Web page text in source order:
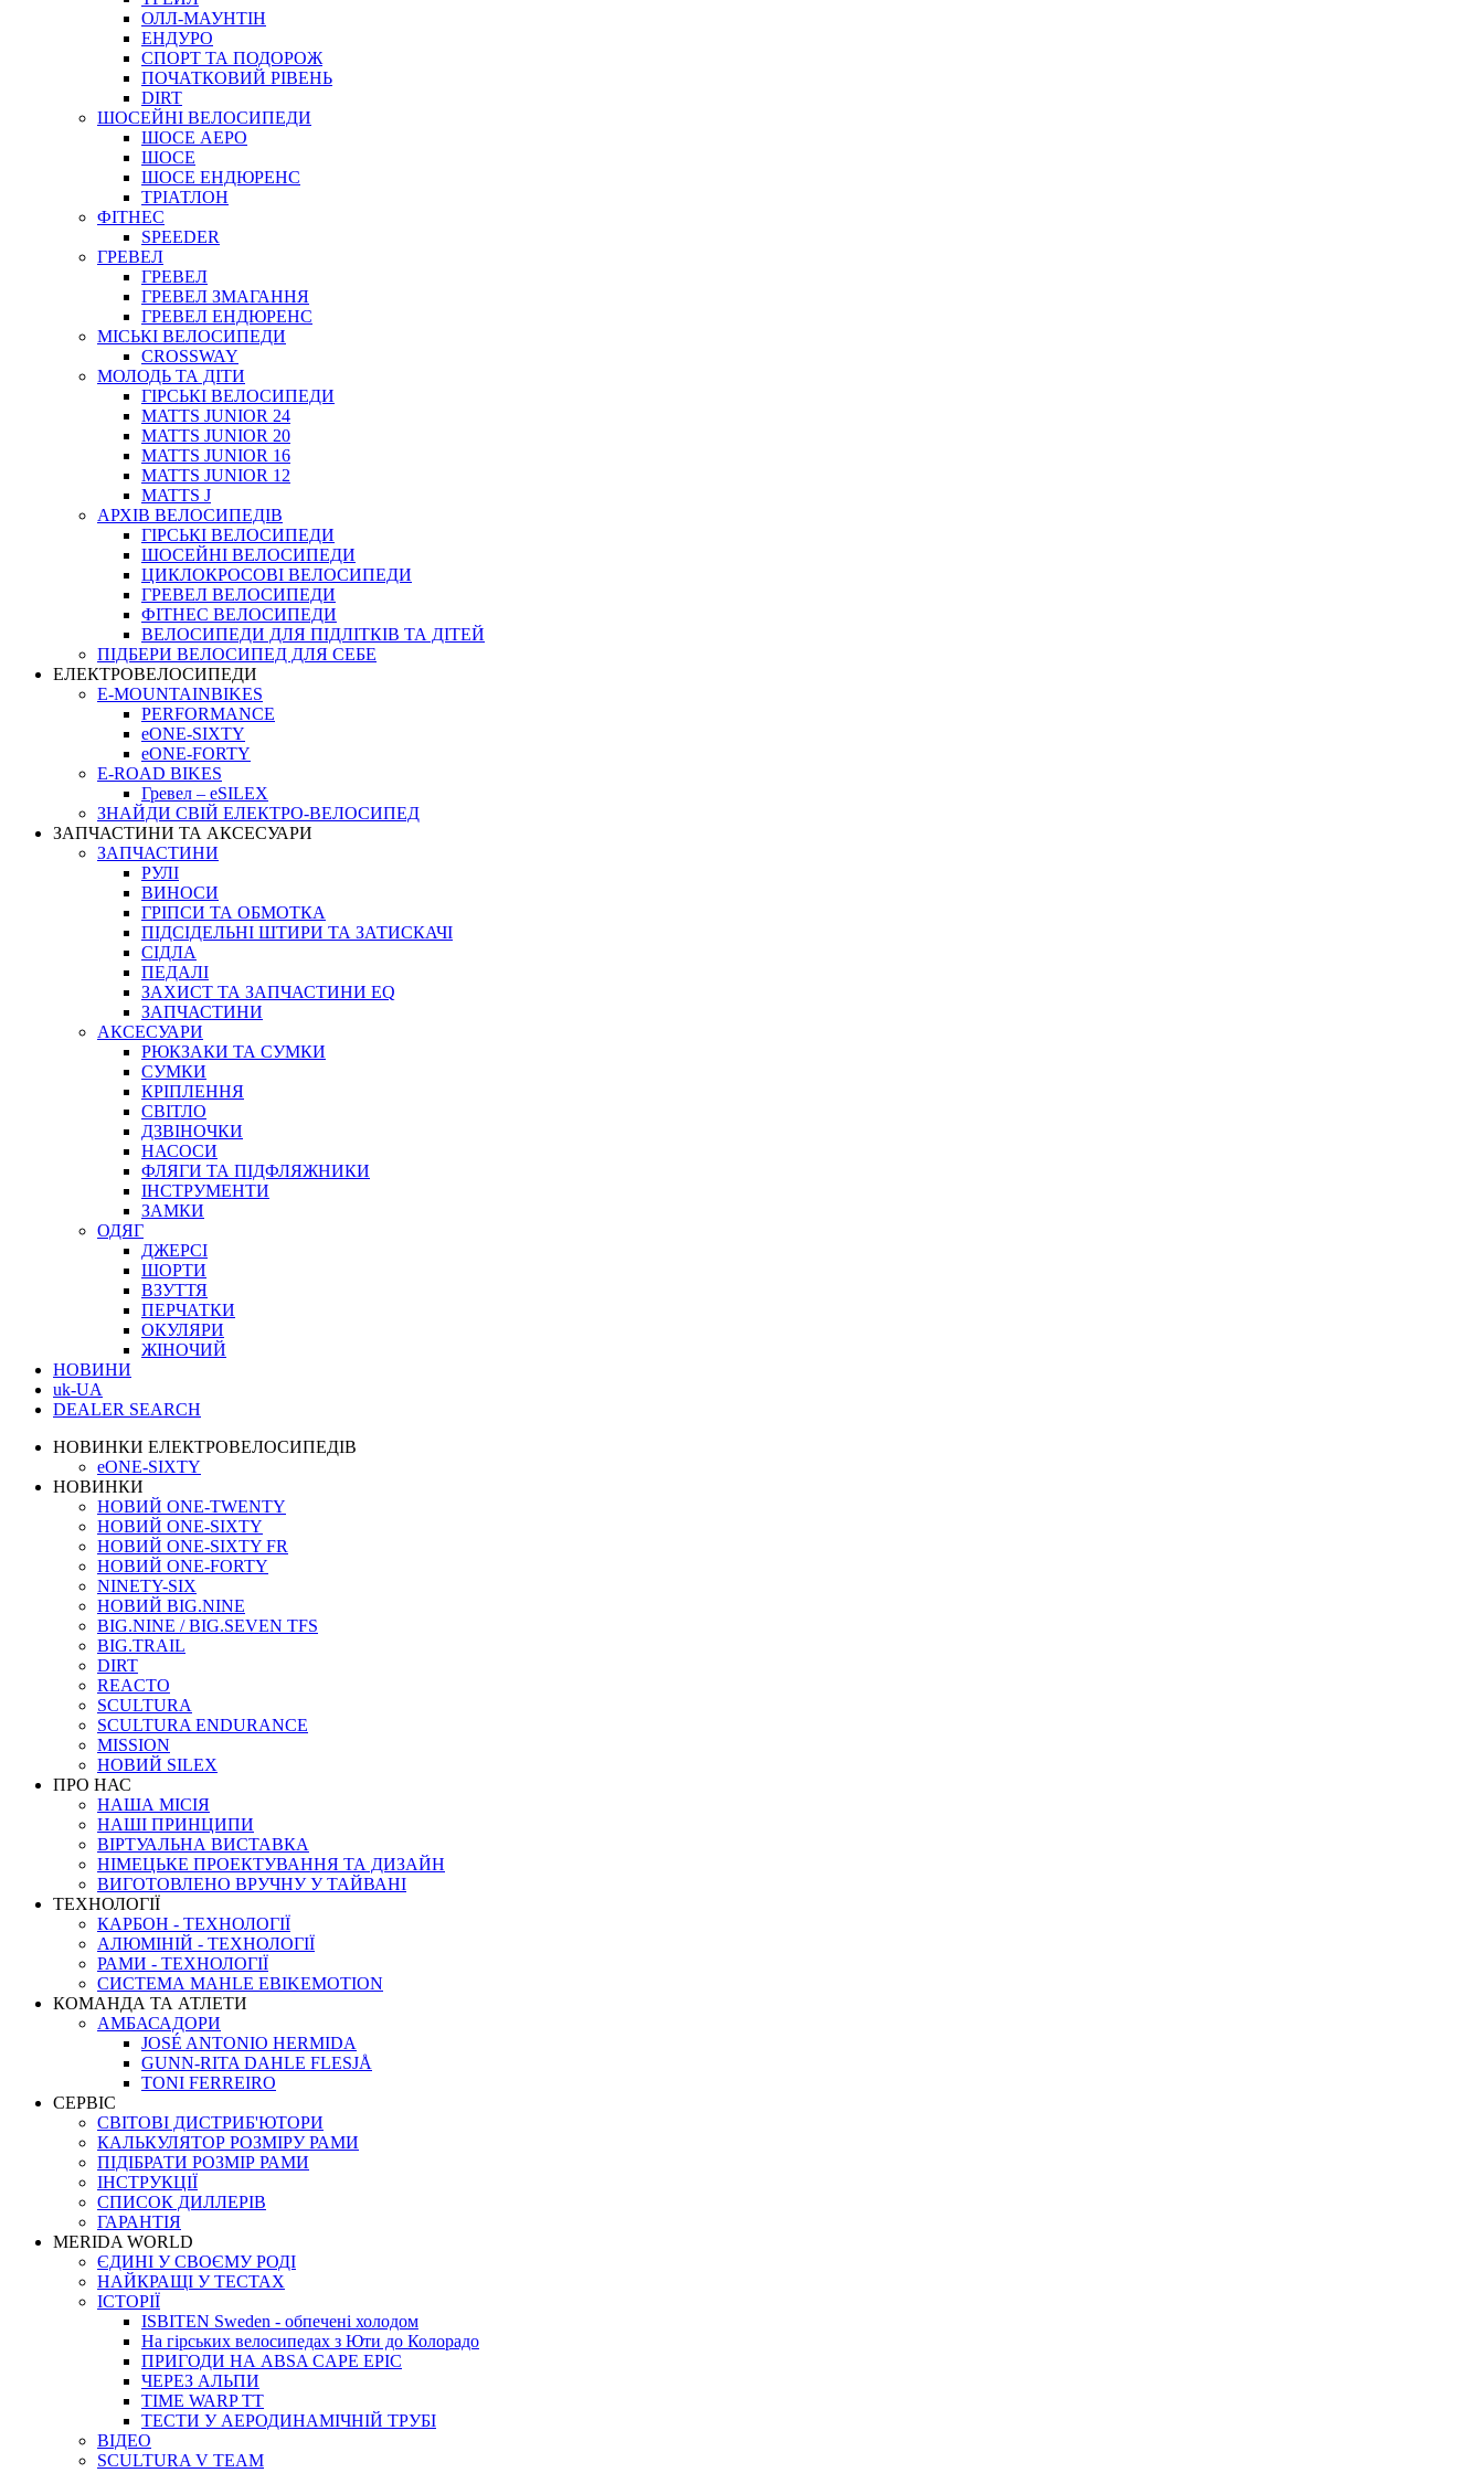
ОЛЛ-МАУНТIН
ЕНДУРО
СПОРТ ТА ПОДОРОЖ
ПОЧАТКОВИЙ РIВЕНЬ
DIRT
ШОСЕЙНІ ВЕЛОСИПЕДИ
ШОСЕ АЕРО
ШОСЕ
ШОСЕ ЕНДЮРЕНС
ТРІАТЛОН
ФІТНЕС
SPEEDER
ГРЕВЕЛ
ГРЕВЕЛ
ГРЕВЕЛ ЗМАГАННЯ
ГРЕВЕЛ ЕНДЮРЕНС
МІСЬКІ ВЕЛОСИПЕДИ
CROSSWAY
МОЛОДЬ ТА ДІТИ
ГIРСЬКI ВЕЛОСИПЕДИ
MATTS JUNIOR 24
MATTS JUNIOR 20
MATTS JUNIOR 16
MATTS JUNIOR 12
MATTS J
АРХIВ ВЕЛОСИПЕДIВ
ГІРСЬКІ ВЕЛОСИПЕДИ
ШОСЕЙНІ ВЕЛОСИПЕДИ
ЦИКЛОКРОСОВІ ВЕЛОСИПЕДИ
ГРЕВЕЛ ВЕЛОСИПЕДИ
ФІТНЕС ВЕЛОСИПЕДИ
ВЕЛОСИПЕДИ ДЛЯ ПІДЛІТКІВ ТА ДІТЕЙ
ПIДБЕРИ ВЕЛОСИПЕД ДЛЯ СЕБЕ
ЕЛЕКТРОВЕЛОСИПЕДИ
E-MOUNTAINBIKES
PERFORMANCE
eONE-SIXTY
eONE-FORTY
E-ROAD BIKES
Гревел – eSILEX
ЗНАЙДИ СВІЙ ЕЛЕКТРО-ВЕЛОСИПЕД
ЗАПЧАСТИНИ ТА АКСЕСУАРИ
ЗАПЧАСТИНИ
РУЛІ
ВИНОСИ
ГРІПСИ ТА ОБМОТКА
ПІДСІДЕЛЬНІ ШТИРИ ТА ЗАТИСКАЧІ
СІДЛА
ПЕДАЛІ
ЗАХИСТ ТА ЗАПЧАСТИНИ EQ
ЗАПЧАСТИНИ
АКСЕСУАРИ
РЮКЗАКИ ТА СУМКИ
СУМКИ
КРІПЛЕННЯ
СВІТЛО
ДЗВІНОЧКИ
НАСОСИ
ФЛЯГИ ТА ПІДФЛЯЖНИКИ
ІНСТРУМЕНТИ
ЗАМКИ
ОДЯГ
ДЖЕРСІ
ШОРТИ
ВЗУТТЯ
ПЕРЧАТКИ
ОКУЛЯРИ
ЖІНОЧИЙ
НОВИНИ
uk-UA
DEALER SEARCH
НОВИНКИ ЕЛЕКТРОВЕЛОСИПЕДІВ
eONE-SIXTY
НОВИНКИ
НОВИЙ ONE-TWENTY
НОВИЙ ONE-SIXTY
НОВИЙ ONE-SIXTY FR
НОВИЙ ONE-FORTY
NINETY-SIX
НОВИЙ BIG.NINE
BIG.NINE / BIG.SEVEN TFS
BIG.TRAIL
DIRT
REACTO
SCULTURA
SCULTURA ENDURANCE
MISSION
НОВИЙ SILEX
ПРО НАС
НАША МICIЯ
НАШI ПРИНЦИПИ
ВIРТУАЛЬНА ВИСТАВКА
НІМЕЦЬКЕ ПРОЕКТУВАННЯ ТА ДИЗАЙН
ВИГОТОВЛЕНО ВРУЧНУ У ТАЙВАНІ
ТЕХНОЛОГІЇ
КАРБОН - ТЕХНОЛОГІЇ
АЛЮМІНІЙ - ТЕХНОЛОГІЇ
РАМИ - ТЕХНОЛОГІЇ
СИСТЕМА MAHLE EBIKEMOTION
КОМАНДА ТА АТЛЕТИ
АМБАСАДОРИ
JOSÉ ANTONIO HERMIDA
GUNN-RITA DAHLE FLESJÅ
TONI FERREIRO
СЕРВІС
СВІТОВІ ДИСТРИБ'ЮТОРИ
КАЛЬКУЛЯТОР РОЗМIРУ РАМИ
ПІДІБРАТИ РОЗМІР РАМИ
IНСТРУКЦIЇ
СПИСОК ДИЛЛЕРІВ
ГАРАНТIЯ
MERIDA WORLD
ЄДИНI У СВОЄМУ РОДI
НАЙКРАЩІ У ТЕСТАХ
ІСТОРІЇ
ISBITEN Sweden - обпечені холодом
На гірських велосипедах з Юти до Колорадо
ПРИГОДИ НА ABSA CAPE EPIC
ЧЕРЕЗ АЛЬПИ
TIME WARP TT
ТЕСТИ У АЕРОДИНАМІЧНІЙ ТРУБІ
ВІДЕО
SCULTURA V TEAM